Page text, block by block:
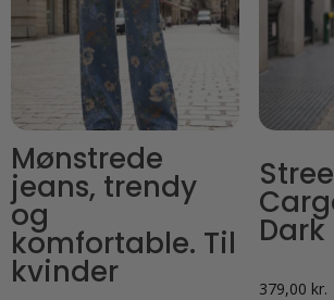
varesiden
kan
vælges
varesiden
Mønstrede
jeans, trendy
og
komfortable. Til
kvinder
Dark
379,00 kr.